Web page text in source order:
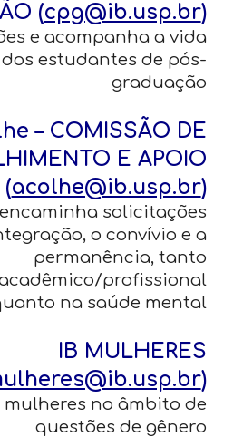
(cpg@ib.usp.br)
e acompanha a vida
estudantes de pós-
graduação
– COMISSÃO DE
E APOIO
(acolhe@ib.usp.br)
solicitações
o convívio e a
permanência, tanto
profissional
na saúde mental
IB MULHERES
)
no âmbito de
questões de gênero